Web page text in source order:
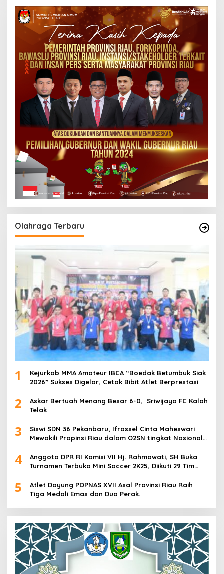
Olahraga Terbaru
1
Kejurkab MMA Amateur IBCA “Boedak Betumbuk Siak
2026” Sukses Digelar, Cetak Bibit Atlet Berprestasi
2
Askar Bertuah Menang Besar 6-0, Sriwijaya FC Kalah
Telak
3
Siswi SDN 36 Pekanbaru, Ifrassel Cinta Maheswari
Mewakili Propinsi Riau dalam O2SN tingkat Nasional
4
Anggota DPR RI Komisi VII Hj. Rahmawati, SH Buka
Turnamen Terbuka Mini Soccer 2K25, Diikuti 29 Tim
5
Atlet Dayung POPNAS XVII Asal Provinsi Riau Raih
Tiga Medali Emas dan Dua Perak.